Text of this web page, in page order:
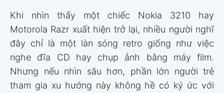
Khi nhìn thấy một chiếc Nokia 3210 hay
Motorola Razr xuất hiện trở lại, nhiều người nghĩ
đây chỉ là một làn sóng retro giống như việc
nghe đĩa CD hay chụp ảnh bằng máy film.
Nhưng nếu nhìn sâu hơn, phần lớn người trẻ
tham gia xu hướng này không hề có ký ức với